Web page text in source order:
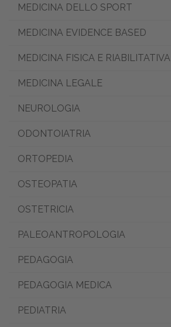
MEDICINA DELLO SPORT
MEDICINA EVIDENCE BASED
MEDICINA FISICA E RIABILITATIVA
MEDICINA LEGALE
NEUROLOGIA
ODONTOIATRIA
ORTOPEDIA
OSTEOPATIA
OSTETRICIA
PALEOANTROPOLOGIA
PEDAGOGIA
PEDAGOGIA MEDICA
PEDIATRIA